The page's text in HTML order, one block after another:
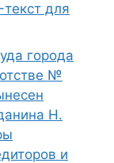
для
города
№
Н.
и